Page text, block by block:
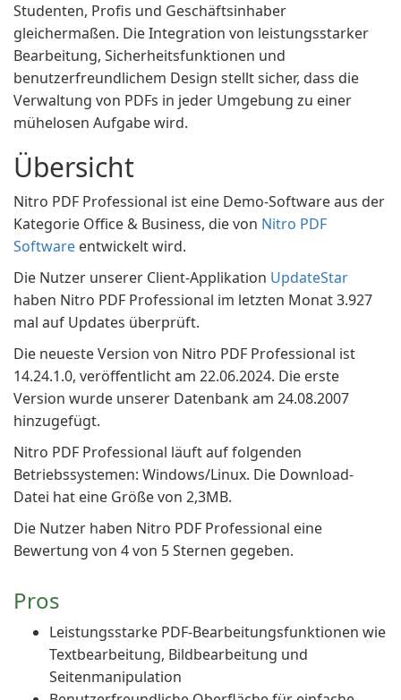
Studenten, Profis und Geschäftsinhaber
gleichermaßen. Die Integration von leistungsstarker
Bearbeitung, Sicherheitsfunktionen und
benutzerfreundlichem Design stellt sicher, dass die
Verwaltung von PDFs in jeder Umgebung zu einer
mühelosen Aufgabe wird.
Übersicht
Nitro PDF Professional ist eine Demo-Software aus der
Kategorie Office & Business, die von Nitro PDF
Software entwickelt wird.
Die Nutzer unserer Client-Applikation UpdateStar
haben Nitro PDF Professional im letzten Monat 3.927
mal auf Updates überprüft.
Die neueste Version von Nitro PDF Professional ist
14.24.1.0, veröffentlicht am 22.06.2024. Die erste
Version wurde unserer Datenbank am 24.08.2007
hinzugefügt.
Nitro PDF Professional läuft auf folgenden
Betriebssystemen: Windows/Linux. Die Download-
Datei hat eine Größe von 2,3MB.
Die Nutzer haben Nitro PDF Professional eine
Bewertung von 4 von 5 Sternen gegeben.
Pros
Leistungsstarke PDF-Bearbeitungsfunktionen wie
Textbearbeitung, Bildbearbeitung und
Seitenmanipulation